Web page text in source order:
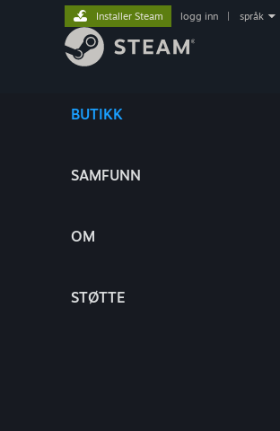
BUTIKK
SAMFUNN
OM
STØTTE
Installer Steam logg inn språk